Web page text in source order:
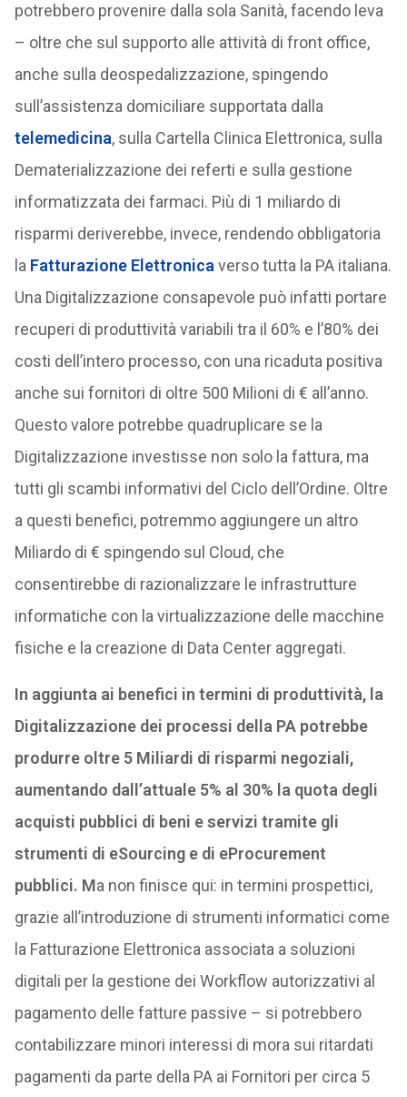
potrebbero provenire dalla sola Sanità, facendo leva
– oltre che sul supporto alle attività di front office,
anche sulla deospedalizzazione, spingendo
sull’assistenza domiciliare supportata dalla
telemedicina, sulla Cartella Clinica Elettronica, sulla
Dematerializzazione dei referti e sulla gestione
informatizzata dei farmaci. Più di 1 miliardo di
risparmi deriverebbe, invece, rendendo obbligatoria
la Fatturazione Elettronica verso tutta la PA italiana.
Una Digitalizzazione consapevole può infatti portare
recuperi di produttività variabili tra il 60% e l’80% dei
costi dell’intero processo, con una ricaduta positiva
anche sui fornitori di oltre 500 Milioni di € all’anno.
Questo valore potrebbe quadruplicare se la
Digitalizzazione investisse non solo la fattura, ma
tutti gli scambi informativi del Ciclo dell’Ordine. Oltre
a questi benefici, potremmo aggiungere un altro
Miliardo di € spingendo sul Cloud, che
consentirebbe di razionalizzare le infrastrutture
informatiche con la virtualizzazione delle macchine
fisiche e la creazione di Data Center aggregati.
In aggiunta ai benefici in termini di produttività, la
Digitalizzazione dei processi della PA potrebbe
produrre oltre 5 Miliardi di risparmi negoziali,
aumentando dall’attuale 5% al 30% la quota degli
acquisti pubblici di beni e servizi tramite gli
strumenti di eSourcing e di eProcurement
pubblici. Ma non finisce qui: in termini prospettici,
grazie all’introduzione di strumenti informatici come
la Fatturazione Elettronica associata a soluzioni
digitali per la gestione dei Workflow autorizzativi al
pagamento delle fatture passive – si potrebbero
contabilizzare minori interessi di mora sui ritardati
pagamenti da parte della PA ai Fornitori per circa 5